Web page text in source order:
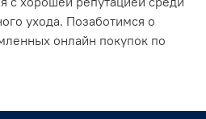
ухода. Позаботимся о
онлайн покупок по